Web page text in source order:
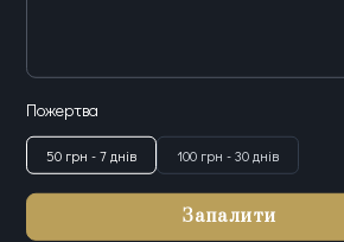
Пожертва
50 грн - 7 днів 100 грн - 30 днів
Запалити